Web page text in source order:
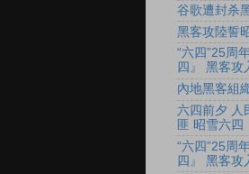
谷歌遭封杀
黑客攻陸誓
“六四”25周
四』 黑客攻
內地黑客組
六四前夕 人
匪 昭雪六四
“六四”25周
四』 黑客攻